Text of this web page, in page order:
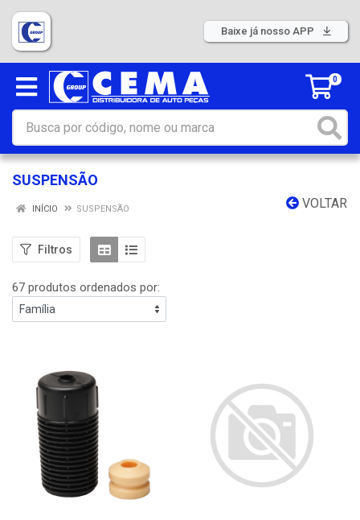
Baixe já nosso APP
0
SUSPENSÃO
VOLTAR
INÍCIO SUSPENSÃO
Filtros
67 produtos ordenados por: